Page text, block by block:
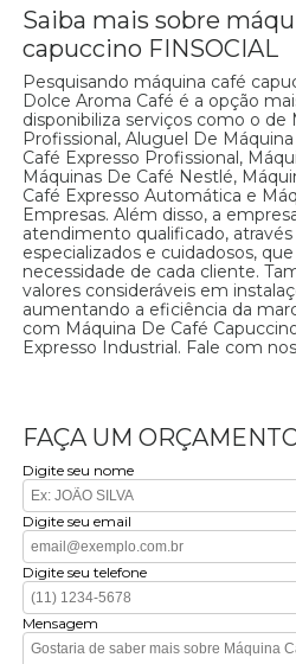
Saiba mais sobre
capuccino FINSOCIAL
Pesquisando máquina café
Dolce Aroma Café é a opção
disponibiliza serviços como o de
Profissional, Aluguel De
Café Expresso Profissional,
Máquinas De Café Nestlé,
Café Expresso Automática e
Empresas. Além disso, a
atendimento qualificado,
especializados e cuidadosos,
necessidade de cada cliente.
valores consideráveis em
aumentando a eficiência da
com Máquina De Café
Expresso Industrial. Fale com
FAÇA UM
Digite seu nome
Digite seu email
Digite seu telefone
Mensagem